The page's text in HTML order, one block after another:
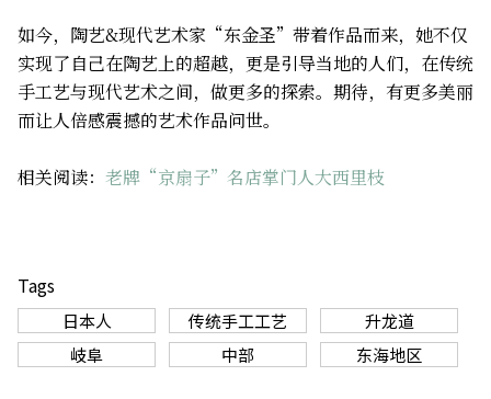
如今，陶艺&现代艺术家“东金圣”带着作品而来，她不仅
实现了自己在陶艺上的超越，更是引导当地的人们，在传统
手工艺与现代艺术之间，做更多的探索。期待，有更多美丽
而让人倍感震撼的艺术作品问世。
相关阅读： 老牌“京扇子”名店掌门人大西里枝
Tags
日本人 传统手工工艺
升龙道
岐阜
中部 东海地区